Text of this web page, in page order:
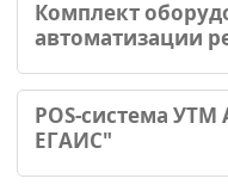
Комплект
автоматизации
POS-система
ЕГАИС"